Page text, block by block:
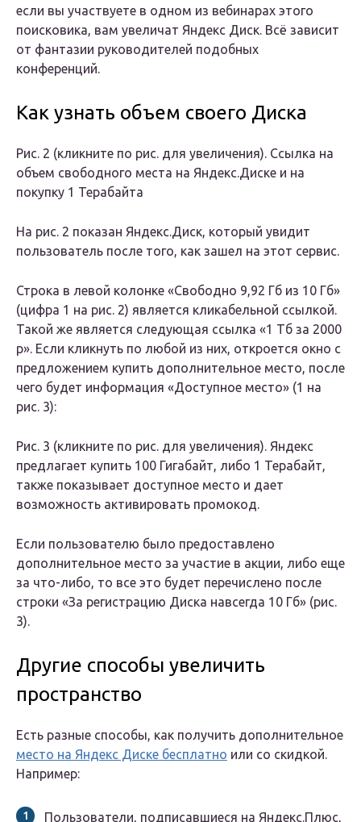
если вы участвуете в одном из вебинарах этого
поисковика, вам увеличат Яндекс Диск. Всё зависит
от фантазии руководителей подобных
конференций.
Как узнать объем своего Диска
Рис. 2 (кликните по рис. для увеличения). Ссылка на
объем свободного места на Яндекс.Диске и на
покупку 1 Терабайта
На рис. 2 показан Яндекс.Диск, который увидит
пользователь после того, как зашел на этот сервис.
Строка в левой колонке «Свободно 9,92 Гб из 10 Гб»
(цифра 1 на рис. 2) является кликабельной ссылкой.
Такой же является следующая ссылка «1 Тб за 2000
р». Если кликнуть по любой из них, откроется окно с
предложением купить дополнительное место, после
чего будет информация «Доступное место» (1 на
рис. 3):
Рис. 3 (кликните по рис. для увеличения). Яндекс
предлагает купить 100 Гигабайт, либо 1 Терабайт,
также показывает доступное место и дает
возможность активировать промокод.
Если пользователю было предоставлено
дополнительное место за участие в акции, либо еще
за что-либо, то все это будет перечислено после
строки «За регистрацию Диска навсегда 10 Гб» (рис.
3).
Другие способы увеличить
пространство
Есть разные способы, как получить дополнительное
место на Яндекс Диске бесплатно или со скидкой.
Например:
Пользователи, подписавшиеся на Яндекс.Плюс,